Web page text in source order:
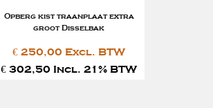
Opberg kist traanplaat extra
groot Disselbak
€ 250,00 Excl. BTW
€ 302,50 Incl. 21% BTW